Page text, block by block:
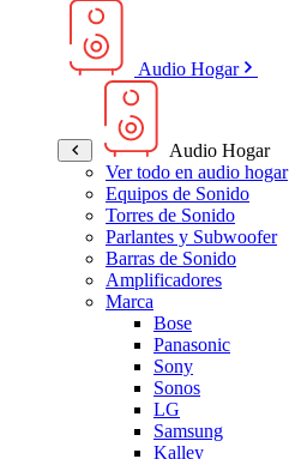
Audio Hogar
Audio Hogar
Ver todo en audio hogar
Equipos de Sonido
Torres de Sonido
Parlantes y Subwoofer
Barras de Sonido
Amplificadores
Marca
Bose
Panasonic
Sony
Sonos
LG
Samsung
Kalley